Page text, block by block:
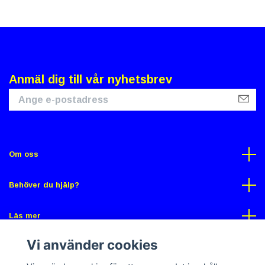
Anmäl dig till vår nyhetsbrev
Om oss
Behöver du hjälp?
Läs mer
Sociala medier
Vi använder cookies